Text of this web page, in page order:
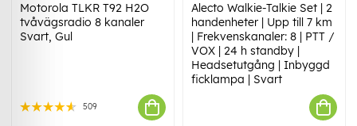
Motorola TLKR T92 H2O
tvåvägsradio 8 kanaler
Svart, Gul
509
Alecto Walkie-Talkie Set | 2
handenheter | Upp till 7 km
| Frekvenskanaler: 8 | PTT /
VOX | 24 h standby |
Headsetutgång | Inbyggd
ficklampa | Svart